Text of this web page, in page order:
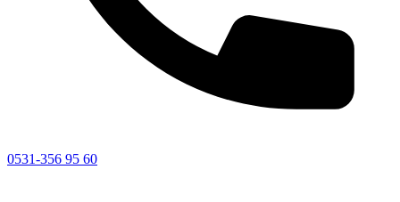
0531-356 95 60